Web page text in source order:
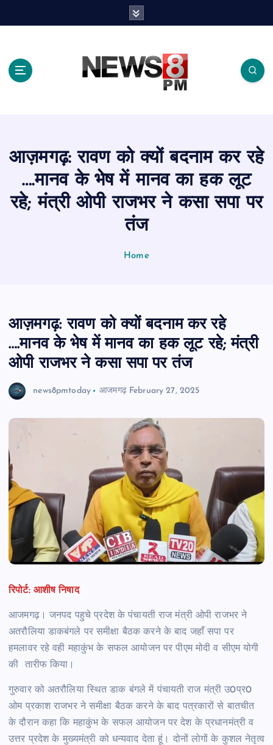
आज़मगढ़: रावण को क्यों बदनाम कर रहे
….मानव के भेष में मानव का हक लूट
रहे; मंत्री ओपी राजभर ने कसा सपा पर
तंज
Home
आज़मगढ़: रावण को क्यों बदनाम कर रहे
….मानव के भेष में मानव का हक लूट रहे; मंत्री
ओपी राजभर ने कसा सपा पर तंज
news8pmtoday आजमगढ़ February 27, 2025
रिपोर्ट: आशीष निषाद
आजमगढ़। जनपद पहुचे प्रदेश के पंचायती राज मंत्री ओपी राजभर ने
अतरौलिया डाकबंगले पर समीक्षा बैठक करने के बाद जहाँ सपा पर
हमलावर रहे वही महाकुंभ के सफल आयोजन पर पीएम मोदी व सीएम योगी
की तारीफ किया।
गुरुवार को अतरौलिया स्थित डाक बंगले में पंचायती राज मंत्री उ0प्र0
ओम प्रकाश राजभर ने समीक्षा बैठक करने के बाद पत्रकारों से बातचीत
के दौरान कहा कि महाकुंभ के सफल आयोजन पर देश के प्रधानमंत्री व
उत्तर प्रदेश के मुख्यमंत्री को धन्यवाद देता हूं। दोनों लोगों के कुशल नेतृत्व